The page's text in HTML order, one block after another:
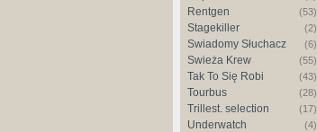
Rentgen (53)
Stagekiller (2)
Świadomy Słuchacz (6)
Świeża Krew (55)
Tak To Się Robi (43)
Tourbus (28)
Trillest. selection (17)
Underwatch (4)